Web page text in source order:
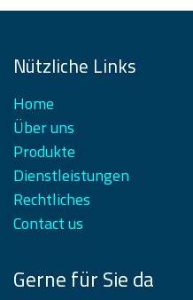
Nützliche Links
Home
Über uns
Produkte
Dienstleistungen
Rechtliches
Contact us
Gerne für Sie da